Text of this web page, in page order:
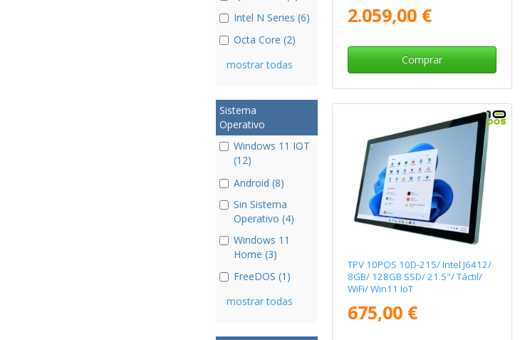
Intel N Series (6)
Octa Core (2)
mostrar todas
Sistema
Operativo
Windows 11 IOT
(12)
Android (8)
Sin Sistema
Operativo (4)
Windows 11
Home (3)
FreeDOS (1)
mostrar todas
2.059,00 €
Comprar
TPV 10POS 10D-215/ Intel J6412/
8GB/ 128GB SSD/ 21.5"/ Táctil/
WiFi/ Win11 IoT
675,00 €